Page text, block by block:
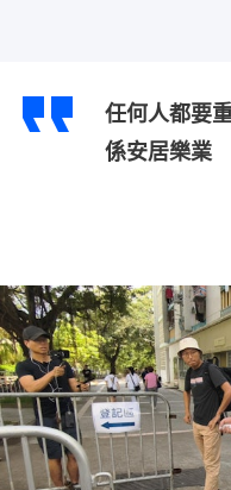
任何人都要
係安居樂業